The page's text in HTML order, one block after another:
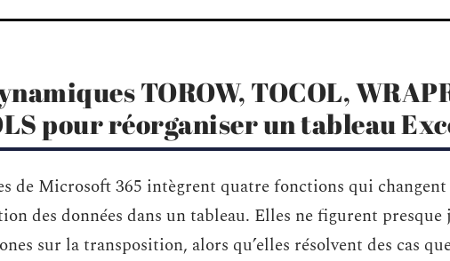
TOROW, TOCOL,
pour réorganiser un tableau
de Microsoft 365 intègrent quatre fonctions qui
des données dans un tableau. Elles ne figurent presque
sur la transposition, alors qu’elles résolvent des cas